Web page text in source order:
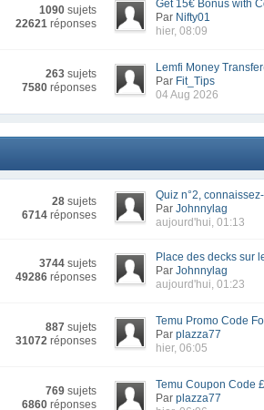
1090 sujets
22621 réponses
Get 15€ Bonus with
Par Nifty01
hier, 08:09
263 sujets
7580 réponses
Lemfi Money
Par Fit_Tips
04 Aug 2026
28 sujets
6714 réponses
Quiz n°2,
ParJohnnylag
aujourd'hui, 01:13
3744 sujets
49286 réponses
Place des decks sur
ParJohnnylag
aujourd'hui, 01:23
887 sujets
31072 réponses
Temu Promo Code
Parplazza77
hier, 06:05
769 sujets
6860 réponses
Temu Coupon Code
Parplazza77